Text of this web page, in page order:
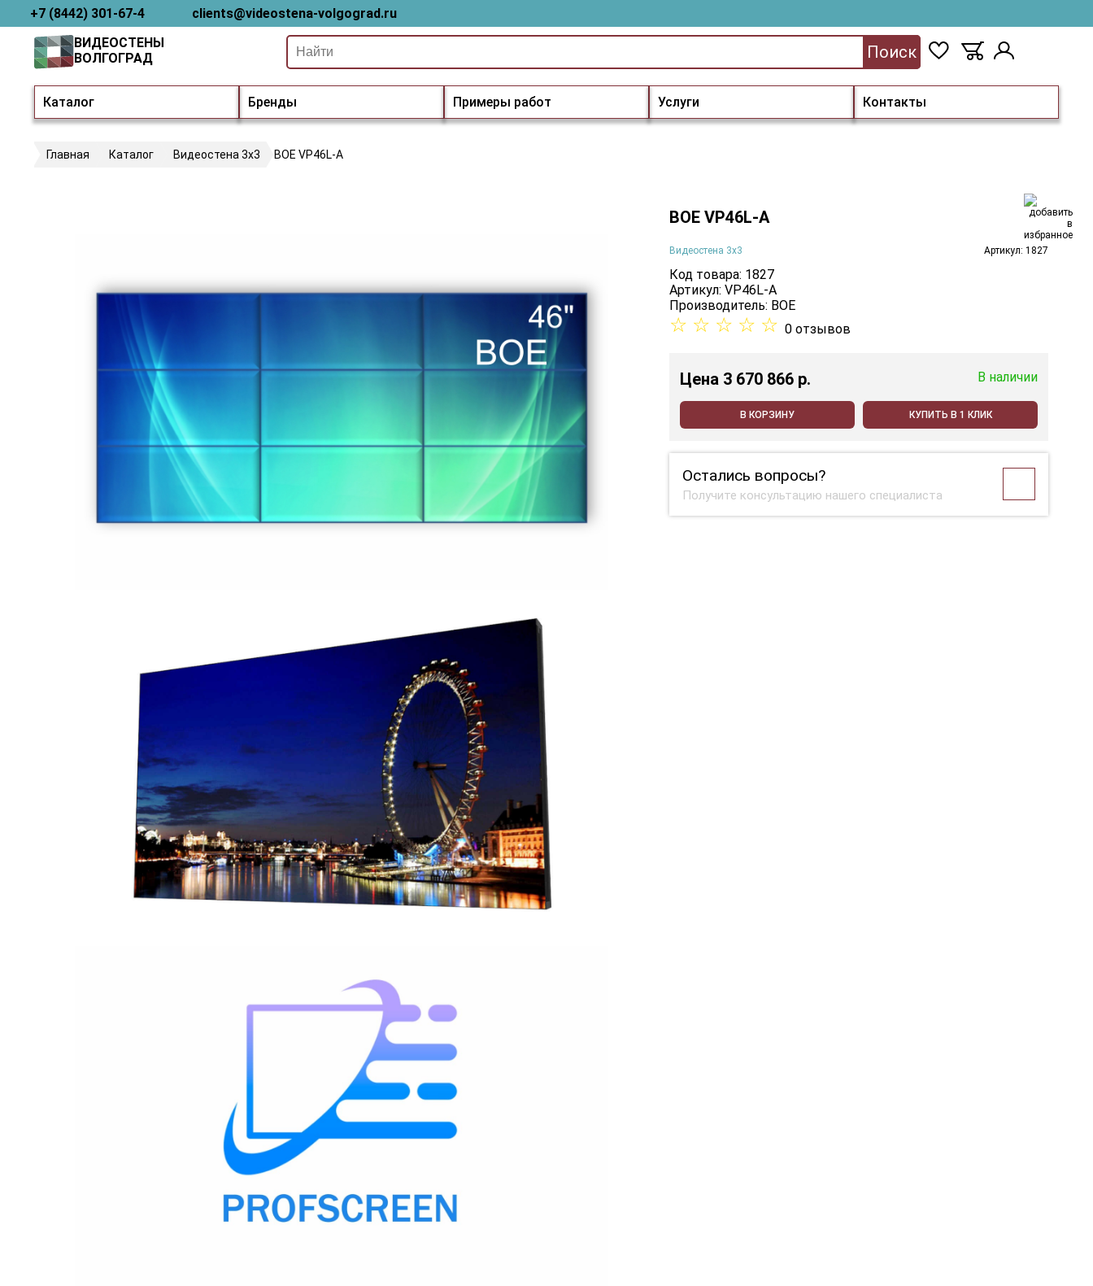
+7 (8442) 301-67-4 clients@videostena-volgograd.ru
Каталог Бренды Примеры работ Услуги Контакты
ВИДЕОСТЕНЫ
ВОЛГОГРАД
Поиск
Главная Каталог Видеостена 3х3 BOE VP46L-A
BOE VP46L-A
Видеостена 3х3 Артикул: 1827
Код товара: 1827
Артикул: VP46L-A
Производитель: BOE
☆ ☆ ☆ ☆ ☆ 0 отзывов
Цена 3 670 866 p. В наличии
В КОРЗИНУ КУПИТЬ В 1 КЛИК
Остались вопросы?
Получите консультацию нашего специалиста